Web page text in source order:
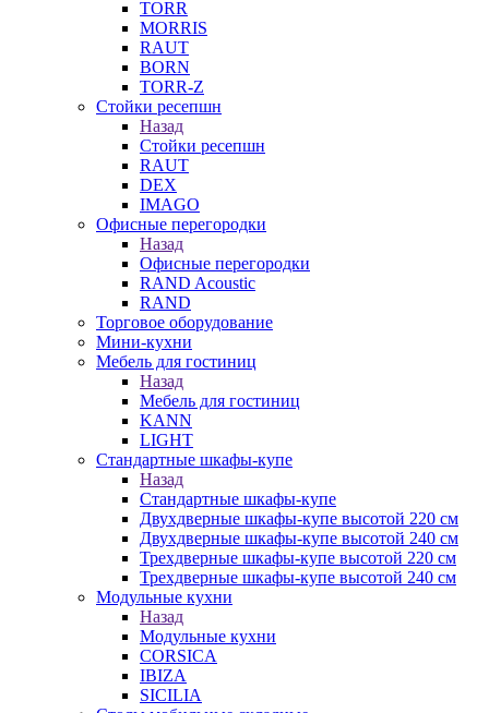
TORR
MORRIS
RAUT
BORN
TORR-Z
Стойки ресепшн
Назад
Стойки ресепшн
RAUT
DEX
IMAGO
Офисные перегородки
Назад
Офисные перегородки
RAND Acoustic
RAND
Торговое оборудование
Мини-кухни
Мебель для гостиниц
Назад
Мебель для гостиниц
KANN
LIGHT
Стандартные шкафы-купе
Назад
Стандартные шкафы-купе
Двухдверные шкафы-купе высотой 220 см
Двухдверные шкафы-купе высотой 240 см
Трехдверные шкафы-купе высотой 220 см
Трехдверные шкафы-купе высотой 240 см
Модульные кухни
Назад
Модульные кухни
CORSICA
IBIZA
SICILIA